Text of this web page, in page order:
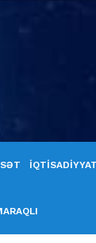
İQTİSADİYYAT